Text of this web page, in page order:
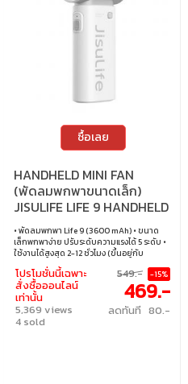
ซื้อเลย
HANDHELD MINI FAN
(พัดลมพกพาขนาดเล็ก)
JISULIFE LIFE 9 HANDHELD
FAN 3600 MAH (GREY)
• พัดลมพกพา Life 9 (3600 mAh) • ขนาด
เล็กพกพาง่าย ปรับระดับความแรงได้ 5 ระดับ •
ใช้งานได้สูงสุด 2-12 ชั่วโมง (ขึ้นอยู่กับ
ความเร็วลม) • ใช้เวลาชาร์จ 2.5-3.5 ชั่วโมง ใช้
พอร์ต USB-Type C ในการชาร์จ • ความจุ
แบตเตอรี่ 3600mAh • ขนาดแพคเกจ 3.6 x
6.35 x 14.3 cm น้ำหนัก 204 กรัม
โปรโมชั่นนี้เฉพาะ
สั่งซื้อออนไลน์
เท่านั้น
5,369 views
4 sold
549.- -15%
469.-
ลดทันที 80.-